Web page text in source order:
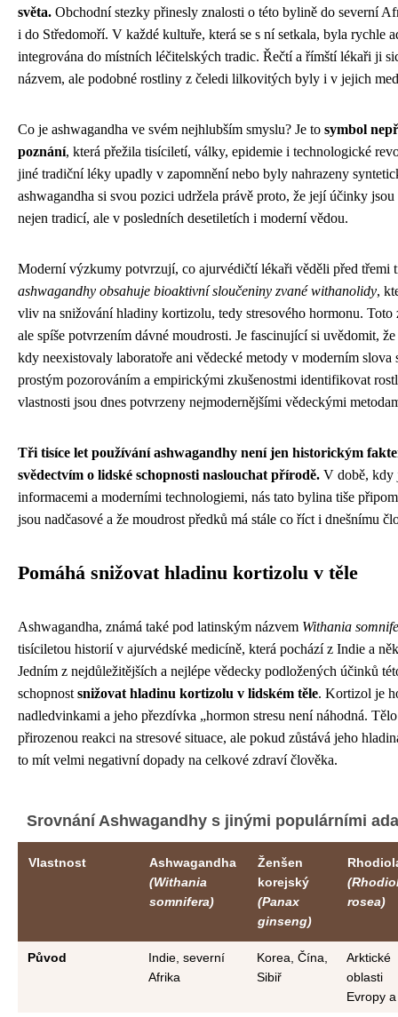
světa. Obchodní stezky přinesly znalosti o této bylině do severní
i do Středomoří. V každé kultuře, která se s ní setkala, byla rychle
integrována do místních léčitelských tradic. Řečtí a římští lékaři ji
názvem, ale podobné rostliny z čeledi lilkovitých byly i v jejich
Co je ashwagandha ve svém nejhlubším smyslu? Je to symbol
poznání, která přežila tisíciletí, války, epidemie i technologické
jiné tradiční léky upadly v zapomnění nebo byly nahrazeny
ashwagandha si svou pozici udržela právě proto, že její účinky jsou
nejen tradicí, ale v posledních desetiletích i moderní vědou.
Moderní výzkumy potvrzují, co ajurvédičtí lékaři věděli před třemi
ashwagandhy obsahuje bioaktivní sloučeniny zvané withanolidy,
vliv na snižování hladiny kortizolu, tedy stresového hormonu.
ale spíše potvrzením dávné moudrosti. Je fascinující si uvědomit,
kdy neexistovaly laboratoře ani vědecké metody v moderním slova
prostým pozorováním a empirickými zkušenostmi identifikovat
vlastnosti jsou dnes potvrzeny nejmodernějšími vědeckými
Tři tisíce let používání ashwagandhy není jen historickým
svědectvím o lidské schopnosti naslouchat přírodě. V době, kdy
informacemi a moderními technologiemi, nás tato bylina tiše
jsou nadčasové a že moudrost předků má stále co říct i dnešnímu
Pomáhá snižovat hladinu kortizolu v těle
Ashwagandha, známá také pod latinským názvem Withania
tisíciletou historií v ajurvédské medicíně, která pochází z Indie a
Jedním z nejdůležitějších a nejlépe vědecky podložených účinků
schopnost snižovat hladinu kortizolu v lidském těle. Kortizol je
nadledvinkami a jeho přezdívka „hormon stresu není náhodná.
přirozenou reakci na stresové situace, ale pokud zůstává jeho
to mít velmi negativní dopady na celkové zdraví člověka.
Srovnání Ashwagandhy s jinými populárními
Vlastnost
Ashwagandha
(Withania
somnifera)
Ženšen
korejský
(Panax
ginseng)
rosea)
Původ
Indie, severní
Afrika
Korea, Čína,
Sibiř
Arktické
oblasti
Evropy